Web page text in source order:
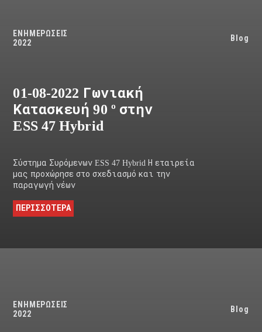
ΕΝΗΜΕΡΩΣΕΙΣ
2022
Blog
01-08-2022 Γωνιακή
Κατασκευή 90 º στην
ESS 47 Hybrid
Σύστημα Συρόμενων ESS 47 Hybrid Η εταιρεία
μας προχώρησε στο σχεδιασμό και την
παραγωγή νέων
ΠΕΡΙΣΣΟΤΕΡΑ
ΕΝΗΜΕΡΩΣΕΙΣ
2022
Blog